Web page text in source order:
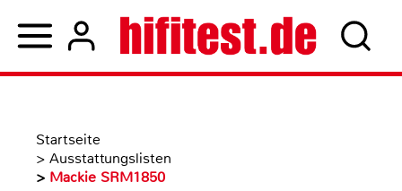
Startseite
> Ausstattungslisten
> Mackie SRM1850